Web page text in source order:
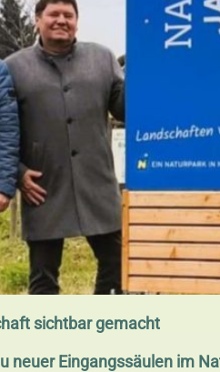
sichtbar gemacht
neuer Eingangssäulen im